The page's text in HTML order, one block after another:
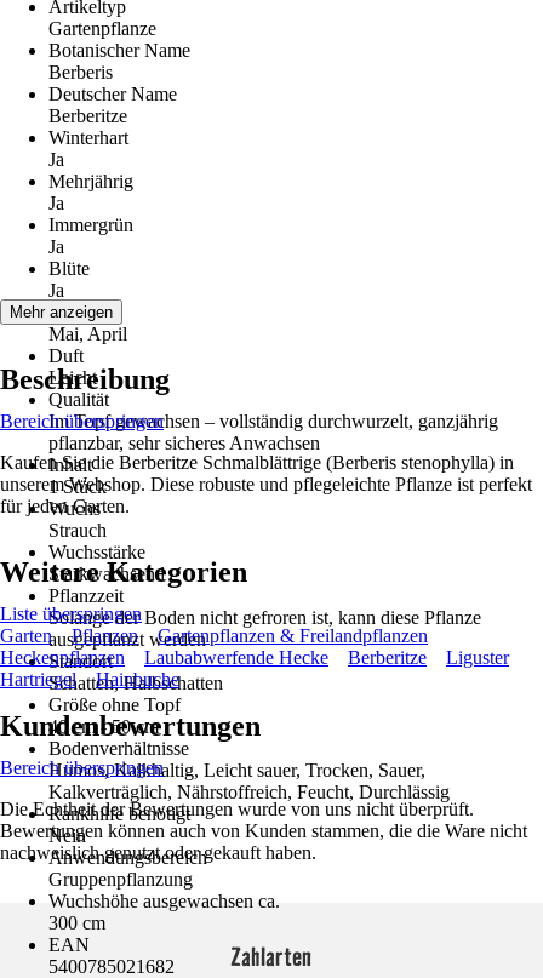
Artikeltyp
Gartenpflanze
Botanischer Name
Berberis
Deutscher Name
Berberitze
Winterhart
Ja
Mehrjährig
Ja
Immergrün
Ja
Blüte
Ja
Blütezeit
Mai, April
Duft
Leicht
Qualität
Im Topf gewachsen – vollständig durchwurzelt, ganzjährig
pflanzbar, sehr sicheres Anwachsen
Inhalt
1 Stück
Wuchs
Strauch
Wuchsstärke
Starkwachsend
Pflanzzeit
Solange der Boden nicht gefroren ist, kann diese Pflanze
ausgepflanzt werden
Standort
Schatten, Halbschatten
Größe ohne Topf
40 cm - 50 cm
Bodenverhältnisse
Humos, Kalkhaltig, Leicht sauer, Trocken, Sauer,
Kalkverträglich, Nährstoffreich, Feucht, Durchlässig
Rankhilfe benötigt
Nein
Anwendungsbereich
Gruppenpflanzung
Wuchshöhe ausgewachsen ca.
300 cm
EAN
5400785021682
Mehr anzeigen
Beschreibung
Bereich überspringen
Kaufen Sie die Berberitze Schmalblättrige (Berberis stenophylla) in
unserem Webshop. Diese robuste und pflegeleichte Pflanze ist perfekt
für jeden Garten.
Weitere Kategorien
Liste überspringen
Garten
Pflanzen
Gartenpflanzen & Freilandpflanzen
Heckenpflanzen
Laubabwerfende Hecke Berberitze
Liguster
Hartriegel
Hainbuche
Kundenbewertungen
Bereich überspringen
Die Echtheit der Bewertungen wurde von uns nicht überprüft.
Bewertungen können auch von Kunden stammen, die die Ware nicht
nachweislich genutzt oder gekauft haben.
Zahlarten